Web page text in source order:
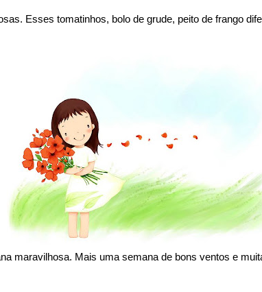
Esses tomatinhos, bolo de grude, peito de frango
maravilhosa. Mais uma semana de bons ventos e